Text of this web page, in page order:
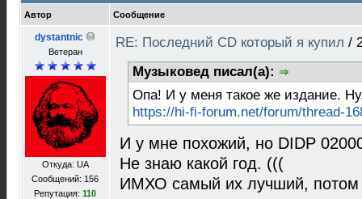
Автор Сообщение
dystantnic
Ветеран
Откуда: UA
Сообщений: 156
Репутация: 110
RE: Последний CD который я купил /
Музыковед писал(а):
Опа! И у меня такое же издание.
https://hi-fi-forum.net/forum/thread-
И у мне похожий, но DIDP
Не знаю какой год. (((
ИМХО самый их лучший, потом